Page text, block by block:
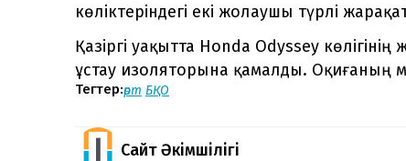
көліктеріндегі екі жолаушы түрлі
Қазіргі уақытта Honda Odyssey
ұстау изоляторына қамалды.
Тегтер:өрт БҚО
Сайт Әкімшілігі